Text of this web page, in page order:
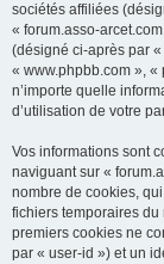
sociétés affiliées
« forum.asso-
(désigné ci-après par
« www.phpbb.com »,
n’importe quelle
d’utilisation de votre
Vos informations sont
naviguant sur «
nombre de cookies,
fichiers temporaires
premiers cookies ne
par « user-id ») et un